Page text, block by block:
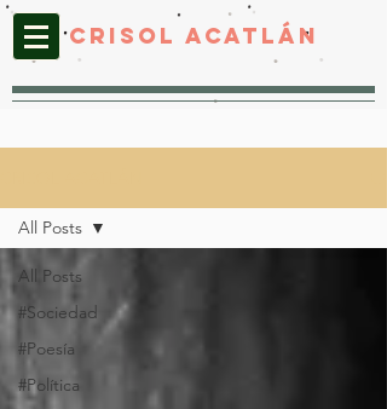
CRISOL ACATLáN
All Posts
#Sociedad
#Poesía
#Política
All Posts